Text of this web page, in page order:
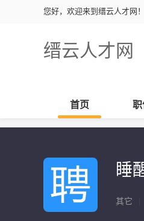
您好，欢迎来到缙云人才网！
缙云人才网
首页 职
睡
其它